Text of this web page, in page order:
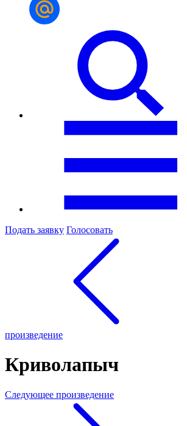
Подать заявку Голосовать
произведение
Криволапыч
Следующее произведение